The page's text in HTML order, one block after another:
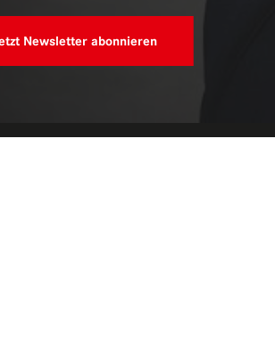
Newsletter abonnieren